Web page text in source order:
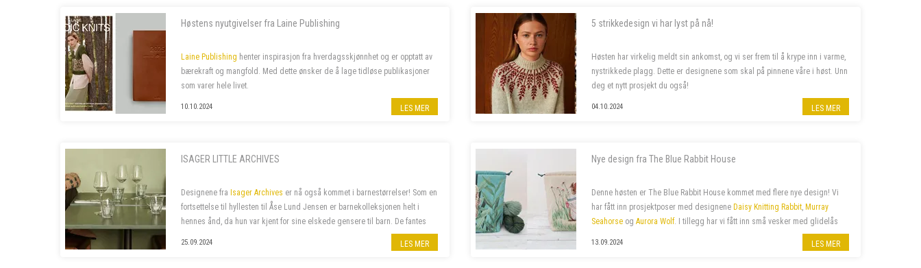
Høstens nyutgivelser fra Laine Publishing
Laine Publishing henter inspirasjon fra hverdagsskjønnhet og er opptatt av
bærekraft og mangfold. Med dette ønsker de å lage tidløse publikasjoner
som varer hele livet.
10.10.2024 LES MER
5 strikkedesign vi har lyst på nå!
Høsten har virkelig meldt sin ankomst, og vi ser frem til å krype inn i varme,
nystrikkede plagg. Dette er designene som skal på pinnene våre i høst. Unn
deg et nytt prosjekt du også!
04.10.2024 LES MER
ISAGER LITTLE ARCHIVES
Designene fra Isager Archives er nå også kommet i barnestørrelser! Som en
fortsettelse til hyllesten til Åse Lund Jensen er barnekolleksjonen helt i
hennes ånd, da hun var kjent for sine elskede gensere til barn. De fantes
25.09.2024 LES MER
Nye design fra The Blue Rabbit House
Denne høsten er The Blue Rabbit House kommet med flere nye design! Vi
har fått inn prosjektposer med designene Daisy Knitting Rabbit, Murray
Seahorse ogAurora Wolf. I tillegg har vi fått inn små vesker med glidelås
13.09.2024 LES MER